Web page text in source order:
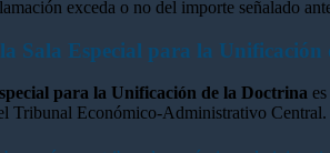
exceda o no del importe señalado
Sala Especial para la Unificación
para la Unificación de la Doctrina
Tribunal Económico-Administrativo Central.